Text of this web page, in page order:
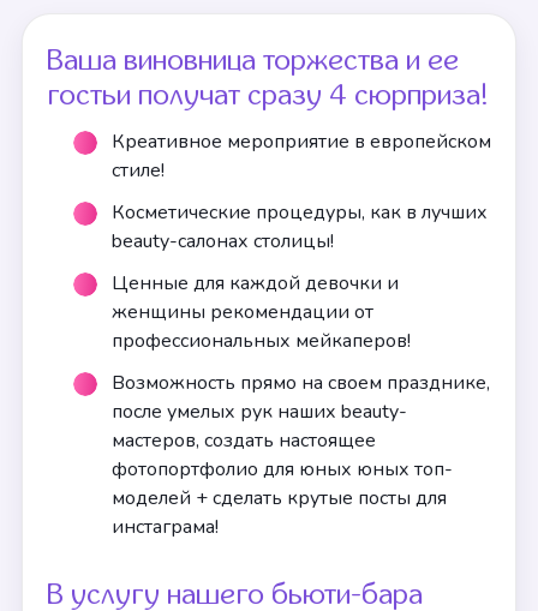
Ваша виновница торжества и ее
гостьи получат сразу 4 сюрприза!
Креативное мероприятие в европейском
стиле!
Косметические процедуры, как в лучших
beauty-салонах столицы!
Ценные для каждой девочки и
женщины рекомендации от
профессиональных мейкаперов!
Возможность прямо на своем празднике,
после умелых рук наших beauty-
мастеров, создать настоящее
фотопортфолио для юных юных топ-
моделей + сделать крутые посты для
инстаграма!
В услугу нашего бьюти-бара